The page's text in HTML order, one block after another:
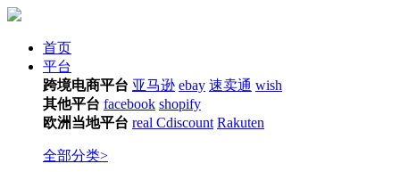
首页
平台
跨境电商平台 亚马逊 ebay 速卖通 wish
其他平台 facebook shopify
欧洲当地平台 real Cdiscount Rakuten
全部分类>